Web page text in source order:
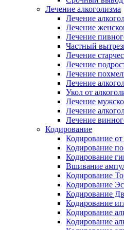
Лечение алкоголизма
Лечение
Лечение
Лечение
Частный
Лечение
Лечение
Лечение
Лечение
Укол от
Лечение
Лечение
Лечение
Кодирование
Кодирование от
Кодирование
Кодирование
Вшивание
Кодирование
Кодирование
Кодирование
Кодирование
Кодирование
Кодирование